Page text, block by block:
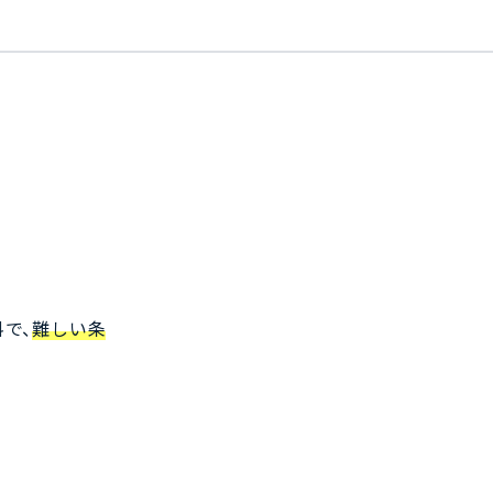
、難しい条